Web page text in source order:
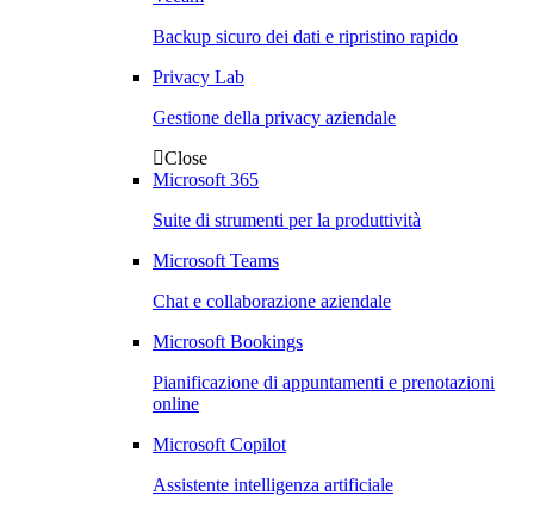
Backup sicuro dei dati e ripristino rapido
Privacy Lab
Gestione della privacy aziendale
Close
Microsoft 365
Suite di strumenti per la produttività
Microsoft Teams
Chat e collaborazione aziendale
Microsoft Bookings
Pianificazione di appuntamenti e prenotazioni
online
Microsoft Copilot
Assistente intelligenza artificiale